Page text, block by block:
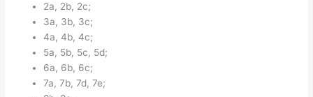
2a, 2b, 2c;
3a, 3b, 3c;
4a, 4b, 4c;
5a, 5b, 5c, 5d;
6a, 6b, 6c;
7a, 7b, 7d, 7e;